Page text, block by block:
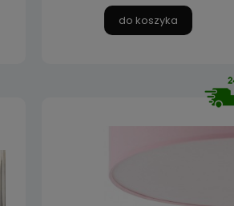
do koszyka